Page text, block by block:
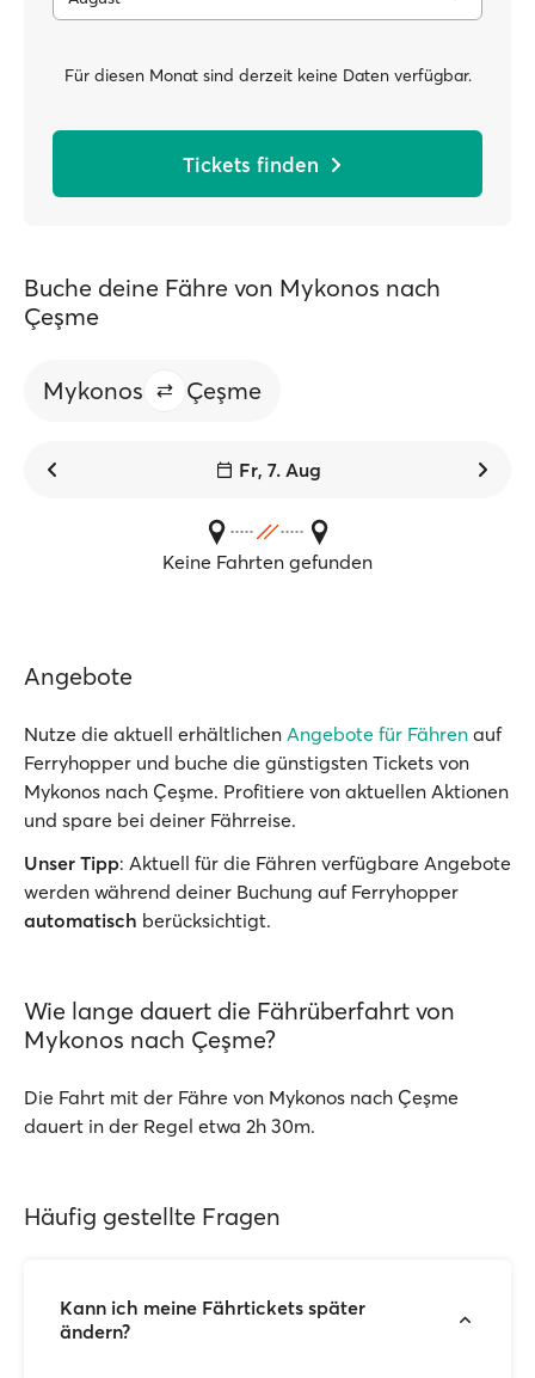
Für diesen Monat sind derzeit keine Daten verfügbar.
Tickets finden
Buche deine Fähre von Mykonos nach
Çeşme
Mykonos Çeşme
Fr, 7. Aug
Keine Fahrten gefunden
Angebote
Nutze die aktuell erhältlichen Angebote für Fähren auf
Ferryhopper und buche die günstigsten Tickets von
Mykonos nach Çeşme. Profitiere von aktuellen Aktionen
und spare bei deiner Fährreise.
Unser Tipp: Aktuell für die Fähren verfügbare Angebote
werden während deiner Buchung auf Ferryhopper
automatisch berücksichtigt.
Wie lange dauert die Fährüberfahrt von
Mykonos nach Çeşme?
Die Fahrt mit der Fähre von Mykonos nach Çeşme
dauert in der Regel etwa 2h 30m.
Häufig gestellte Fragen
Kann ich meine Fährtickets später
ändern?